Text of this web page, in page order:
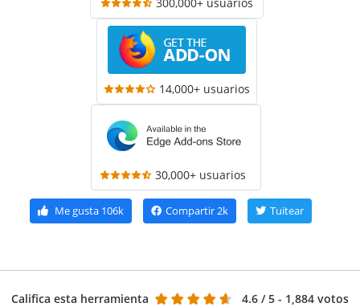
14,000+ usuarios
30,000+ usuarios
Me gusta106k Compartir2k Tuitear
Califica esta herramienta 4.6 / 5 - 1,884 votos